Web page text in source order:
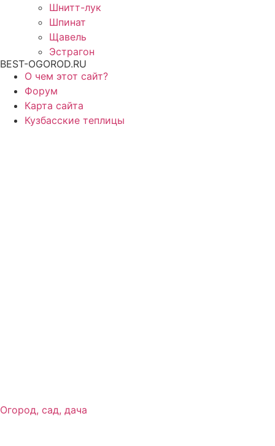
Шнитт-лук
Шпинат
Щавель
Эстрагон
BEST-OGOROD.RU
О чем этот сайт?
Форум
Карта сайта
Кузбасские теплицы
Огород, сад, дача